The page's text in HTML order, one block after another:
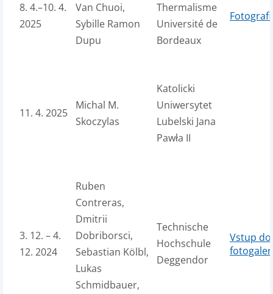
8. 4.–10. 4.
2025
Van Chuoi,
Sybille Ramon
Dupu
Thermalisme
Université de
Bordeaux
11. 4. 2025
Michal M.
Skoczylas
Katolicki
Uniwersytet
Lubelski Jana
Pawła II
3. 12. – 4.
12. 2024
Ruben
Contreras,
Dmitrii
Dobriborsci,
Sebastian Kölbl,
Lukas
Schmidbauer,
Technische
Hochschule
Deggendor
Vstup do